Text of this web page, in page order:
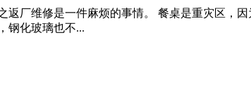
厂维修是一件麻烦的事情。 餐桌是重灾区，
钢化玻璃也不...